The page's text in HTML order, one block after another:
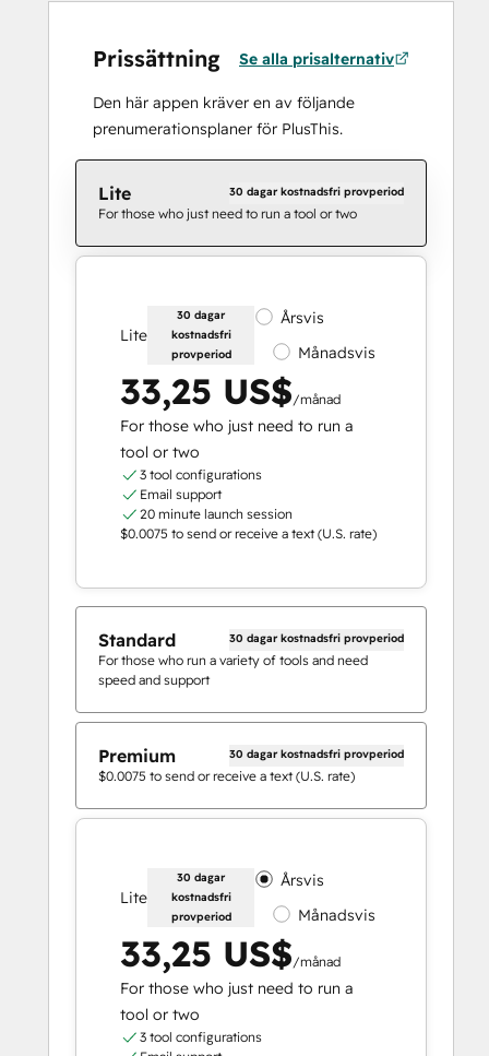
Prissättning Se alla prisalternativ
Den här appen kräver en av följande
prenumerationsplaner för PlusThis.
Lite 30 dagar kostnadsfri provperiod
For those who just need to run a tool or two
Lite
30 dagar
kostnadsfri
provperiod
Årsvis
Månadsvis
33,25 US$/månad
For those who just need to run a
tool or two
3 tool configurations
Email support
20 minute launch session
$0.0075 to send or receive a text (U.S. rate)
Standard 30 dagar kostnadsfri provperiod
For those who run a variety of tools and need
speed and support
Premium 30 dagar kostnadsfri provperiod
$0.0075 to send or receive a text (U.S. rate)
Lite
30 dagar
kostnadsfri
provperiod
Årsvis
Månadsvis
33,25 US$/månad
For those who just need to run a
tool or two
3 tool configurations